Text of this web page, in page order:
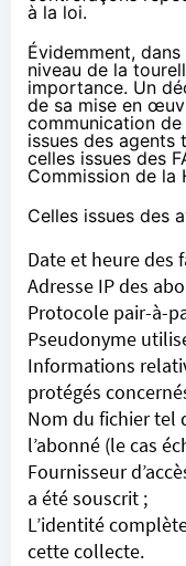
à la loi.
Évidemment,
niveau de la
importance. Un
de sa mise en
communication
issues des
celles issues des
Commission de la
Celles issues des
Date et heure des
Adresse IP des
Protocole pair-à-
Pseudonyme
Informations
protégés
Nom du fichier tel
l’abonné (le cas
Fournisseur
a été souscrit ;
L’identité
cette collecte.